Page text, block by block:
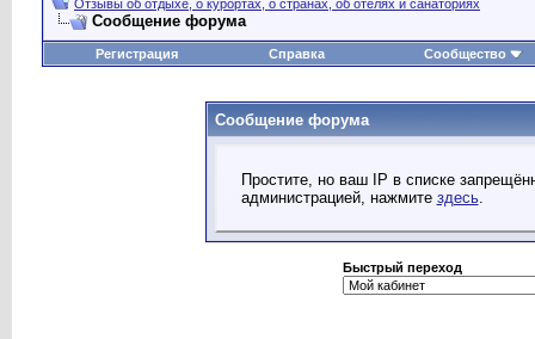
Отзывы об отдыхе, о курортах, о странах, об отелях и санаториях
Сообщение форума
Регистрация Справка Сообщество
Сообщение форума
Простите, но ваш IP в списке
администрацией, нажмите здесь.
Быстрый переход